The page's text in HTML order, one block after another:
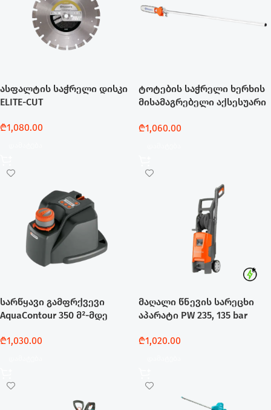
ასფალტის საჭრელი დისკი
ELITE-CUT
₾1,080.00
ტოტების საჭრელი ხერხის
მისამაგრებელი აქსესუარი
₾1,060.00
სარწყავი გამფრქვევი
AquaContour 350 მ²-მდე
₾1,030.00
მაღალი წნევის სარეცხი
აპარატი PW 235, 135 bar
₾1,020.00